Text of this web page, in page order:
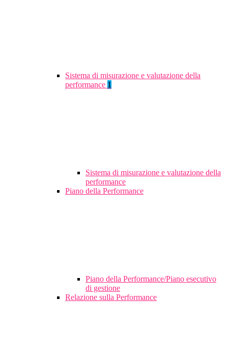
Sistema di misurazione e valutazione della
performance 1
Sistema di misurazione e valutazione della
performance
Piano della Performance
Piano della Performance/Piano esecutivo
di gestione
Relazione sulla Performance